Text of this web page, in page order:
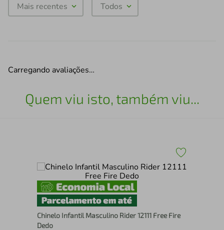
Mais recentes Todos
Carregando avaliações…
Quem viu isto, também viu...
Chinelo Infantil Masculino Rider 12111 Free Fire
Dedo